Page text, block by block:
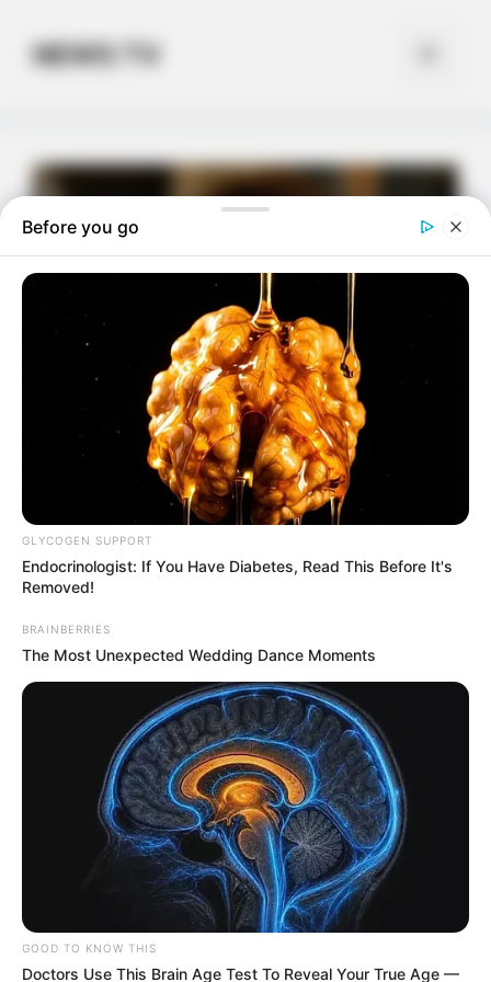
contentNEWS TV
Un Si Grand Soleil :
Catherine est-elle
capable de tout
pour empêcher le
mariage ? “Ce n’est
pas elle qui va être
la pire” selon
Before you go
GLYCOGEN SUPPORT
Endocrinologist: If You Have Diabetes, Read This Before It's
Removed!
BRAINBERRIES
The Most Unexpected Wedding Dance Moments
GOOD TO KNOW THIS
Doctors Use This Brain Age Test To Reveal Your True Age —